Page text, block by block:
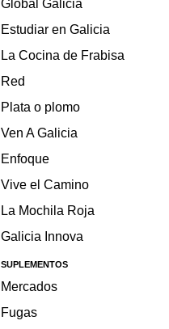
Global Galicia
Estudiar en Galicia
La Cocina de Frabisa
Red
Plata o plomo
Ven A Galicia
Enfoque
Vive el Camino
La Mochila Roja
Galicia Innova
SUPLEMENTOS
Mercados
Fugas